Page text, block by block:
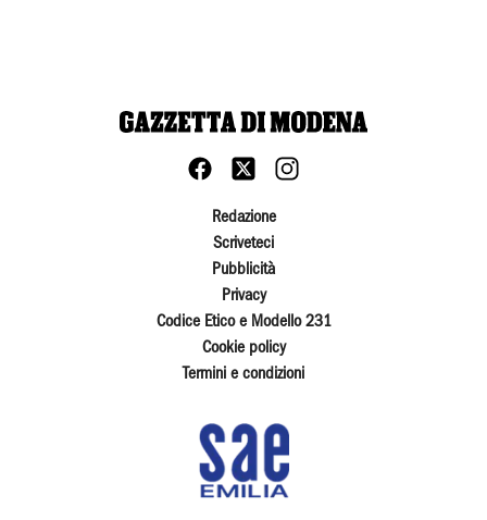
Redazione
Scriveteci
Pubblicità
Privacy
Codice Etico e Modello 231
Cookie policy
Termini e condizioni